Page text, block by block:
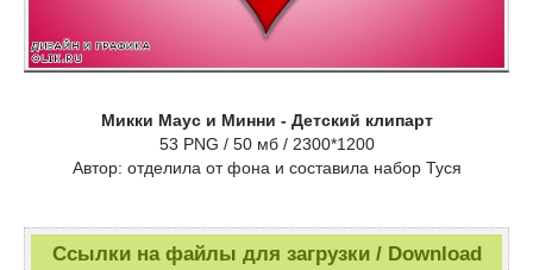
Микки Маус и Минни - Детский клипарт
53 PNG / 50 мб / 2300*1200
Автор: отделила от фона и составила набор Туся
Ссылки на файлы для загрузки / Download